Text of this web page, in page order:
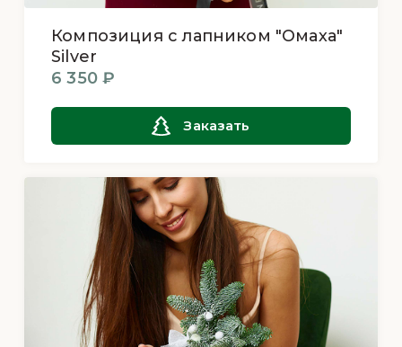
Композиция с лапником "Омаха"
Silver
6 350 ₽
Заказать